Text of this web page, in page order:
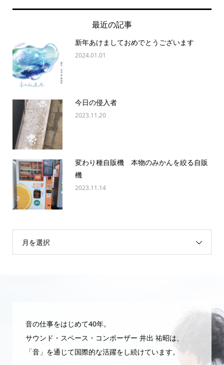
最近の記事
新年あけましておめでとうございます
2024.01.01
今日の侵入者
2023.11.20
変わり種自販機 本物のみかんを絞る自販
機
2023.11.14
月を選択
音の仕事をはじめて40年。
サウンド・スペース・コンポーザー 井出 祐昭は、
「音」を通じて国際的な活躍をし続けています。